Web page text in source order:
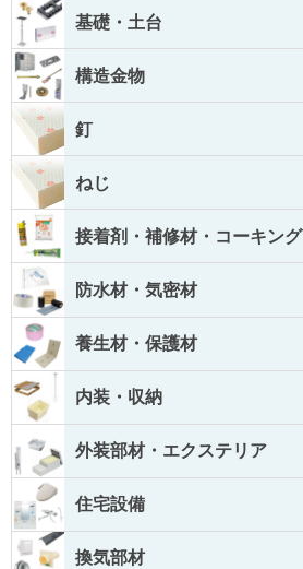
基礎・土台
構造金物
釘
ねじ
接着剤・補修材・コーキング
防水材・気密材
養生材・保護材
内装・収納
外装部材・エクステリア
住宅設備
換気部材